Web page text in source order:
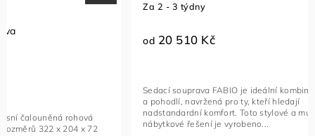
Za 2 - 3 týdny
Sedací souprava FABIO je ideální kombinací luxusu
a pohodlí, navržená pro ty, kteří hledají
nadstandardní komfort. Toto stylové a multifunkční
nábytkové řešení je vyrobeno...
Rohová
funkční kus
vybavený